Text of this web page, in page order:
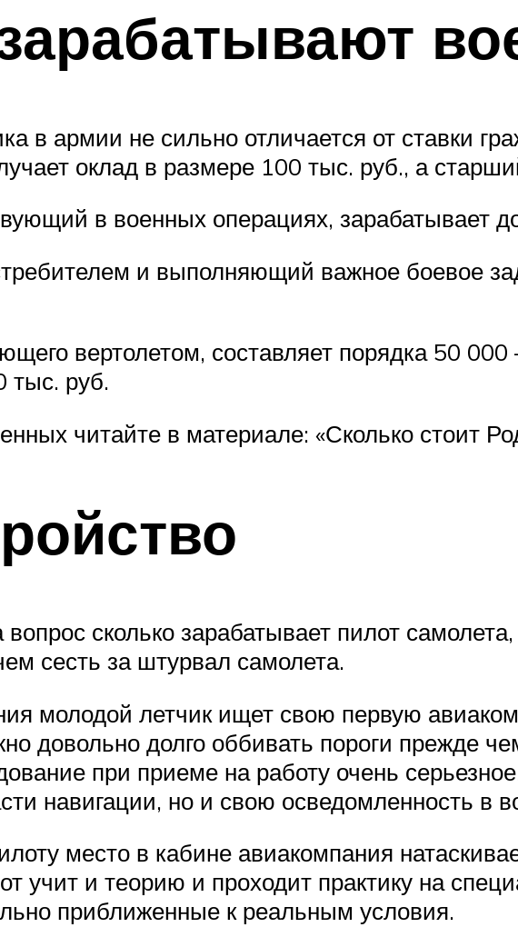
в армии не сильно отличается от ставки
оклад в размере 100 тыс. руб., а
в военных операциях, зарабатывает
и выполняющий важное боевое
вертолетом, составляет порядка 50
тыс. руб.
читайте в материале: «Сколько стоит
сколько зарабатывает пилот
сесть за штурвал самолета.
молодой летчик ищет свою первую
довольно долго оббивать пороги прежде
при приеме на работу очень
навигации, но и свою осведомленность в
место в кабине авиакомпания
учит и теорию и проходит практику на
приближенные к реальным условия.